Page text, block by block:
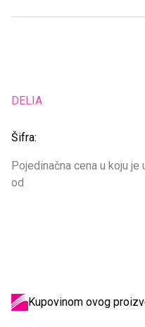
DELIA
Šifra:
Pojedinačna cena u koju
od
Kupovinom ovog